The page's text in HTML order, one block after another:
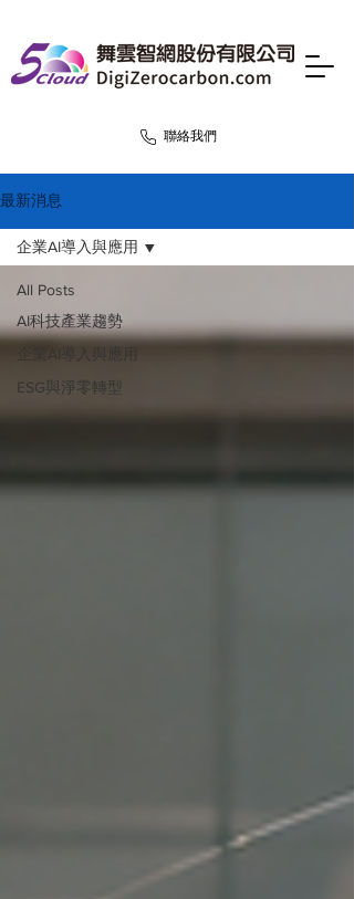
聯絡我們
最新消息
All Posts
AI科技產業趨勢
企業AI導入與應用
ESG與淨零轉型
企業AI導入與應用